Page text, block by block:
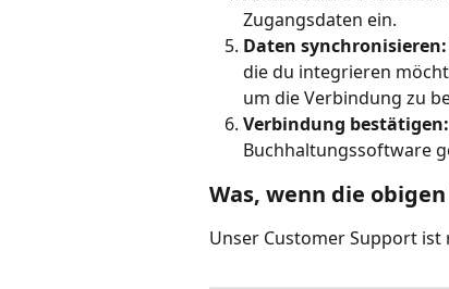
Zugangsdaten ein.
Daten synchronisieren:
die du integrieren
um die Verbindung zu
Verbindung bestätigen:
Buchhaltungssoftware
Was, wenn die
Unser Customer Support